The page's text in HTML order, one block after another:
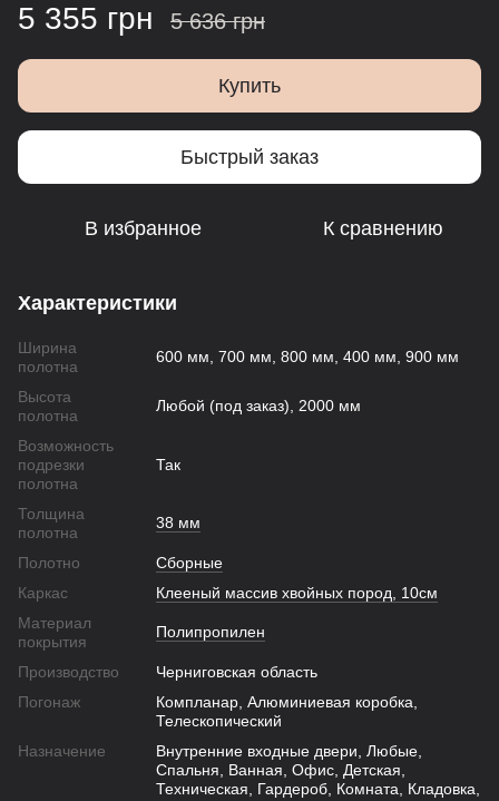
5 355 грн 5 636 грн
Купить
Быстрый заказ
В избранное К сравнению
Характеристики
Ширина
полотна
600 мм, 700 мм, 800 мм, 400 мм, 900 мм
Высота
полотна
Любой (под заказ), 2000 мм
Возможность
подрезки
полотна
Так
Толщина
полотна
38 мм
Полотно
Сборные
Каркас
Клееный массив хвойных пород, 10см
Материал
покрытия
Полипропилен
Производство
Черниговская область
Погонаж
Компланар, Алюминиевая коробка,
Телескопический
Назначение
Внутренние входные двери, Любые,
Спальня, Ванная, Офис, Детская,
Техническая, Гардероб, Комната, Кладовка,